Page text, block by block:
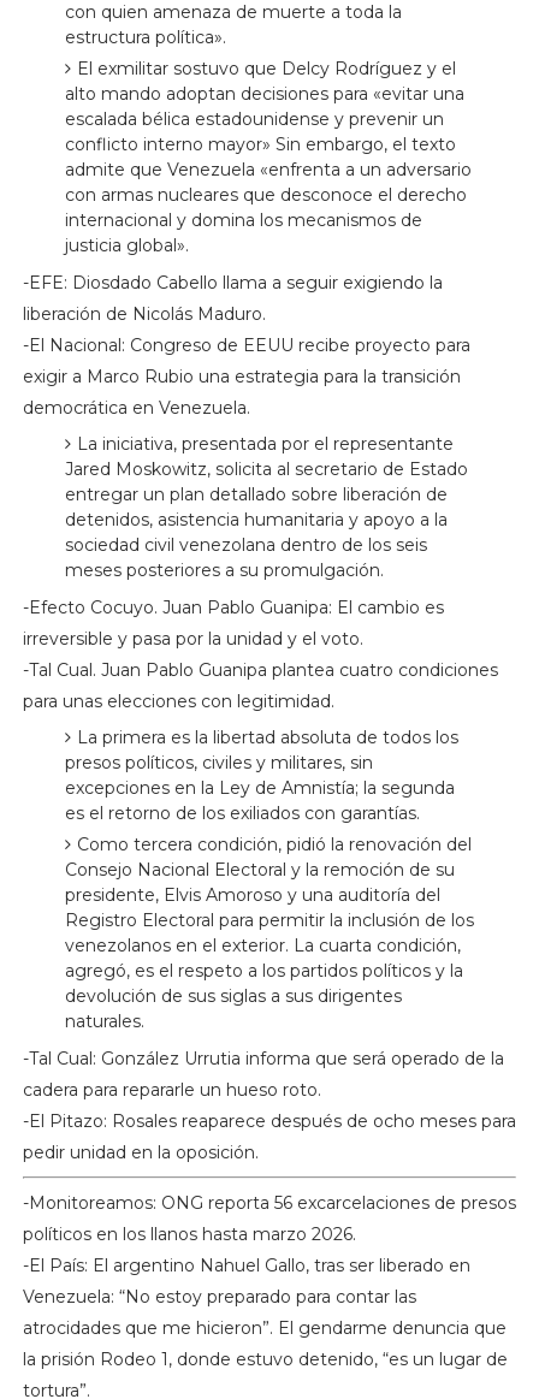
con quien amenaza de muerte a toda la
estructura política».
El exmilitar sostuvo que Delcy Rodríguez y el
alto mando adoptan decisiones para «evitar una
escalada bélica estadounidense y prevenir un
conflicto interno mayor» Sin embargo, el texto
admite que Venezuela «enfrenta a un adversario
con armas nucleares que desconoce el derecho
internacional y domina los mecanismos de
justicia global».
-EFE: Diosdado Cabello llama a seguir exigiendo la
liberación de Nicolás Maduro.
-El Nacional: Congreso de EEUU recibe proyecto para
exigir a Marco Rubio una estrategia para la transición
democrática en Venezuela.
La iniciativa, presentada por el representante
Jared Moskowitz, solicita al secretario de Estado
entregar un plan detallado sobre liberación de
detenidos, asistencia humanitaria y apoyo a la
sociedad civil venezolana dentro de los seis
meses posteriores a su promulgación.
-Efecto Cocuyo. Juan Pablo Guanipa: El cambio es
irreversible y pasa por la unidad y el voto.
-Tal Cual. Juan Pablo Guanipa plantea cuatro condiciones
para unas elecciones con legitimidad.
La primera es la libertad absoluta de todos los
presos políticos, civiles y militares, sin
excepciones en la Ley de Amnistía; la segunda
es el retorno de los exiliados con garantías.
Como tercera condición, pidió la renovación del
Consejo Nacional Electoral y la remoción de su
presidente, Elvis Amoroso y una auditoría del
Registro Electoral para permitir la inclusión de los
venezolanos en el exterior. La cuarta condición,
agregó, es el respeto a los partidos políticos y la
devolución de sus siglas a sus dirigentes
naturales.
-Tal Cual: González Urrutia informa que será operado de la
cadera para repararle un hueso roto.
-El Pitazo: Rosales reaparece después de ocho meses para
pedir unidad en la oposición.
-Monitoreamos: ONG reporta 56 excarcelaciones de presos
políticos en los llanos hasta marzo 2026.
-El País: El argentino Nahuel Gallo, tras ser liberado en
Venezuela: “No estoy preparado para contar las
atrocidades que me hicieron”. El gendarme denuncia que
la prisión Rodeo 1, donde estuvo detenido, “es un lugar de
tortura”.